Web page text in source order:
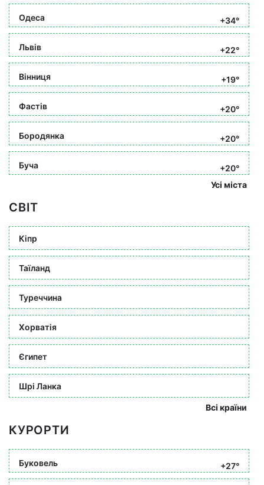
Одеса +34°
Львів +22°
Вінниця +19°
Фастів +20°
Бородянка +20°
Буча
+20°
Усі міста
СВІТ
Кіпр
Таїланд
Туреччина
Хорватія
Єгипет
Шрі Ланка
Всі країни
КУРОРТИ
Буковель +27°